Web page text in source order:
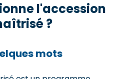
l'accession
?
mots